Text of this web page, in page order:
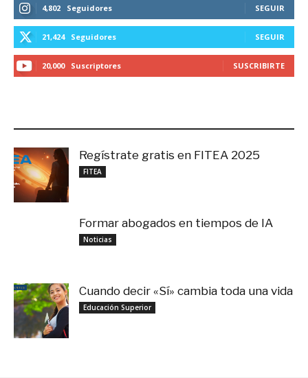
4,802 Seguidores SEGUIR
21,424 Seguidores SEGUIR
20,000 Suscriptores SUSCRIBIRTE
Regístrate gratis en FITEA 2025
FITEA
Formar abogados en tiempos de IA
Noticias
Cuando decir «Sí» cambia toda una vida
Educación Superior